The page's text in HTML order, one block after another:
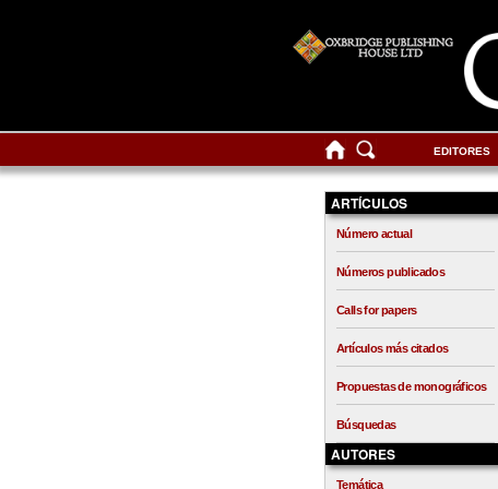
EDITORES
ARTÍCULOS
Número actual
Números publicados
Calls for papers
Artículos más citados
Propuestas de monográficos
Búsquedas
AUTORES
Temática